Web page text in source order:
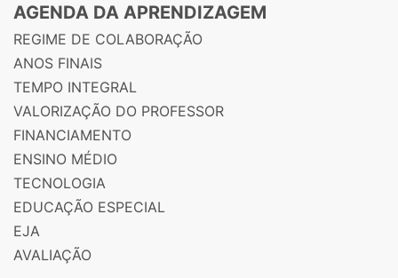
AGENDA DA APRENDIZAGEM
REGIME DE COLABORAÇÃO
ANOS FINAIS
TEMPO INTEGRAL
VALORIZAÇÃO DO PROFESSOR
FINANCIAMENTO
ENSINO MÉDIO
TECNOLOGIA
EDUCAÇÃO ESPECIAL
EJA
AVALIAÇÃO